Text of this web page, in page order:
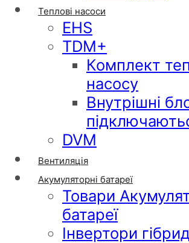
Теплові насоси
EHS
TDM+
Комплект
насосу
Внутрішні
DVM
Вентиляція
Акумуляторні батареї
Товари
батареї
Інвертори